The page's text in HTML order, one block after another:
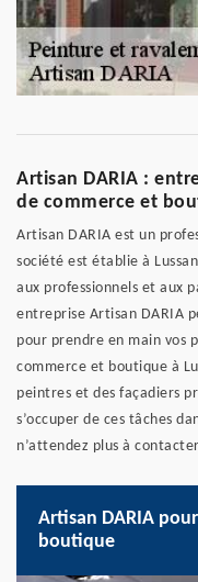
Artisan DARIA :
de commerce et
Artisan DARIA est un
société est établie à
aux professionnels et aux
entreprise Artisan DARIA
pour prendre en main vos
commerce et boutique à
peintres et des façadiers
s’occuper de ces tâches
n’attendez plus à
Artisan DARIA
boutique